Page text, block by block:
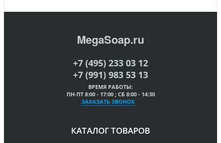
MegaSoap.ru
+7 (495) 233 03 12
+7 (991) 983 53 13
ВРЕМЯ РАБОТЫ:
ПН-ПТ 8:00 - 17:00 ; СБ 8:00 - 14:30
ЗАКАЗАТЬ ЗВОНОК
КАТАЛОГ ТОВАРОВ